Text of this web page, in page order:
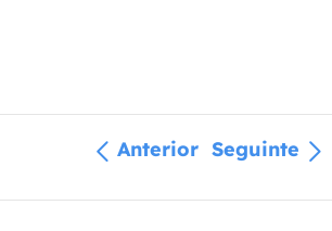
Anterior Seguinte